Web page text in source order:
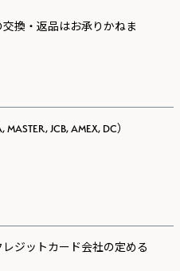
換・返品はお承りかねま
JCB, AMEX, DC）
ジットカード会社の定める